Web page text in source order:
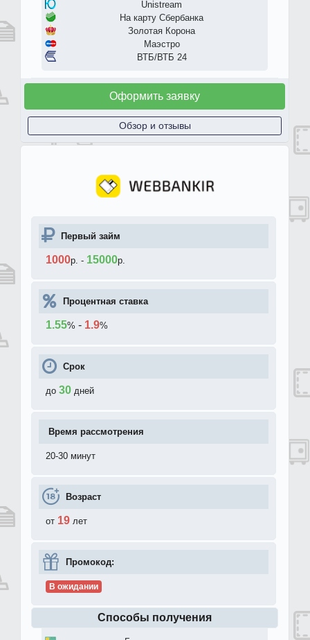
Unistream
На карту Сбербанка
Золотая Корона
Маэстро
ВТБ/ВТБ 24
Оформить заявку
Обзор и отзывы
Первый займ
1000р. - 15000р.
Процентная ставка
1.55% - 1.9%
Срок
до 30 дней
Время рассмотрения
20-30 минут
Возраст
от 19 лет
Промокод:
В ожидании
Способы получения